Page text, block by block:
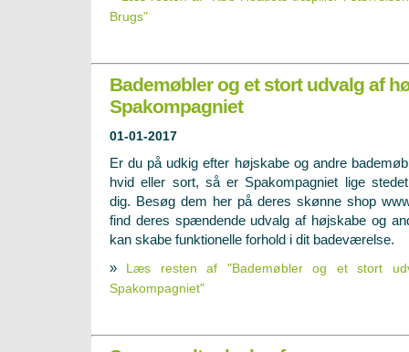
Brugs"
Bademøbler og et stort udvalg af
Spakompagniet
01-01-2017
Er du på udkig efter højskabe og andre
hvid eller sort, så er Spakompagniet lige
dig. Besøg dem her på deres skønne shop
find deres spændende udvalg af højskabe og
kan skabe funktionelle forhold i dit badeværelse.
» Læs resten af "Bademøbler og et stort
Spakompagniet"